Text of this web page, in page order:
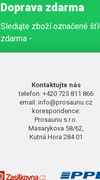
Doprava zdarma
Sledujte zboží označené
zdarma -
Kontaktujte nás
telefon: +420 725 811 866
email: info@prosaunu.cz
korespondence:
Prosaunu s.r.o.
Masarykova 58/62,
Kutná Hora 284 01